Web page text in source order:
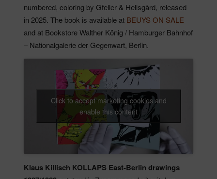
numbered, coloring by Gfeller & Hellsgård, released
in 2025.The book is available at BEUYS ON SALE
and at Bookstore Walther König / Hamburger Bahnhof
– Nationalgalerie der Gegenwart, Berlin.
Click to accept marketing cookies and
enable this content
Klaus Killisch KOLLAPS East-Berlin drawings